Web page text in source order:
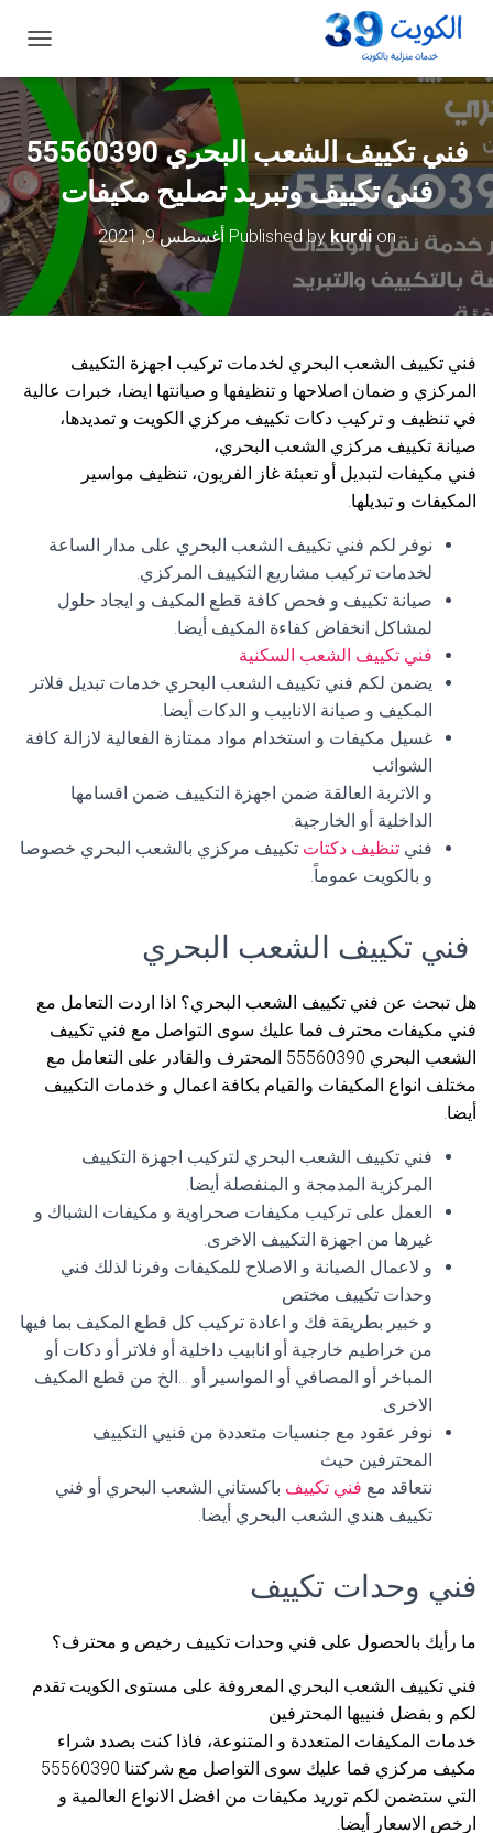
ب
د
ي
ل
ا
ل
ت
ن
ق
ل
فني تكييف الشعب البحري 55560390
فني تكييف وتبريد تصليح مكيفات
Published by kurdion أغسطس 9, 2021
فني تكييف الشعب البحري لخدمات تركيب اجهزة التكييف
المركزي و ضمان اصلاحها و تنظيفها و صيانتها ايضا، خبرات عالية
في تنظيف و تركيب دكات تكييف مركزي الكويت و تمديدها،
صيانة تكييف مركزي الشعب البحري،
فني مكيفات لتبديل أو تعبئة غاز الفريون، تنظيف مواسير
المكيفات و تبديلها.
نوفر لكم فني تكييف الشعب البحري على مدار الساعة
لخدمات تركيب مشاريع التكييف المركزي.
صيانة تكييف و فحص كافة قطع المكيف و ايجاد حلول
لمشاكل انخفاض كفاءة المكيف أيضا.
فني تكييف الشعب السكنية
يضمن لكم فني تكييف الشعب البحري خدمات تبديل فلاتر
المكيف و صيانة الانابيب و الدكات أيضا.
غسيل مكيفات و استخدام مواد ممتازة الفعالية لازالة كافة
الشوائب
و الاتربة العالقة ضمن اجهزة التكييف ضمن اقسامها
الداخلية أو الخارجية.
فني تنظيف دكتات تكييف مركزي بالشعب البحري خصوصا
و بالكويت عموماً.
فني تكييف الشعب البحري
هل تبحث عن فني تكييف الشعب البحري؟ اذا اردت التعامل مع
فني مكيفات محترف فما عليك سوى التواصل مع فني تكييف
الشعب البحري 55560390 المحترف والقادر على التعامل مع
مختلف انواع المكيفات والقيام بكافة اعمال و خدمات التكييف
أيضا.
فني تكييف الشعب البحري لتركيب اجهزة التكييف
المركزية المدمجة و المنفصلة أيضا.
العمل على تركيب مكيفات صحراوية و مكيفات الشباك و
غيرها من اجهزة التكييف الاخرى.
و لاعمال الصيانة و الاصلاح للمكيفات وفرنا لذلك فني
وحدات تكييف مختص
و خبير بطريقة فك و اعادة تركيب كل قطع المكيف بما فيها
من خراطيم خارجية أو انابيب داخلية أو فلاتر أو دكات أو
المباخر أو المصافي أو المواسير أو …الخ من قطع المكيف
الاخرى.
نوفر عقود مع جنسيات متعددة من فنيي التكييف
المحترفين حيث
نتعاقد مع فني تكييف باكستاني الشعب البحري أو فني
تكييف هندي الشعب البحري أيضا.
فني وحدات تكييف
ما رأيك بالحصول على فني وحدات تكييف رخيص و محترف؟
فني تكييف الشعب البحري المعروفة على مستوى الكويت تقدم
لكم و بفضل فنييها المحترفين
خدمات المكيفات المتعددة و المتنوعة، فاذا كنت بصدد شراء
مكيف مركزي فما عليك سوى التواصل مع شركتنا 55560390
التي ستضمن لكم توريد مكيفات من افضل الانواع العالمية و
ارخص الاسعار أيضا.